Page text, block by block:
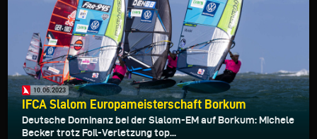
10.06.2023
IFCA Slalom Europameisterschaft Borkum
Deutsche Dominanz bei der Slalom-EM auf Borkum: Michele
Becker trotz Foil-Verletzung top...